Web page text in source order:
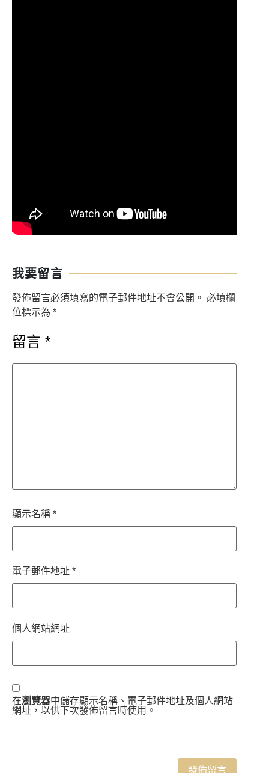
我要留言
發佈留言必須填寫的電子郵件地址不會公開。 必填欄
位標示為 *
留言 *
顯示名稱 *
電子郵件地址 *
個人網站網址
在瀏覽器中儲存顯示名稱、電子郵件地址及個人網站
網址，以供下次發佈留言時使用。